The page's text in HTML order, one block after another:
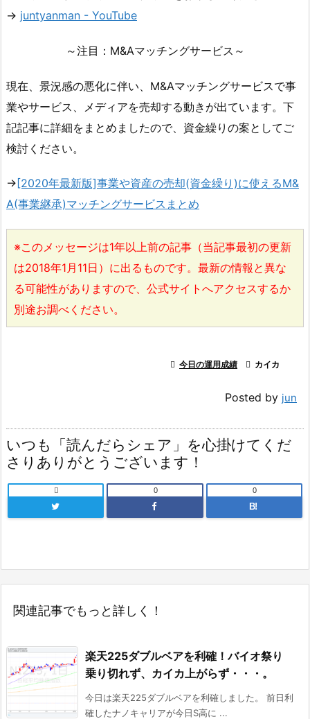
→ juntyanman - YouTube
～注目：M&Aマッチングサービス～
現在、景況感の悪化に伴い、M&Aマッチングサービスで事
業やサービス、メディアを売却する動きが出ています。下
記記事に詳細をまとめましたので、資金繰りの案としてご
検討ください。
→ [2020年最新版]事業や資産の売却(資金繰り)に使えるM&
A(事業継承)マッチングサービスまとめ
※このメッセージは1年以上前の記事（当記事最初の更新
は2018年1月11日）に出るものです。最新の情報と異な
る可能性がありますので、公式サイトへアクセスするか
別途お調べください。
 今日の運用成績  カイカ
Posted by jun
いつも「読んだらシェア」を心掛けてくだ
さりありがとうございます！
 0
B!
0
関連記事でもっと詳しく！
楽天225ダブルベアを利確！バイオ祭り
乗り切れず、カイカ上がらず・・・。
今日は楽天225ダブルベアを利確しました。 前日利
確したナノキャリアが今日S高に ...